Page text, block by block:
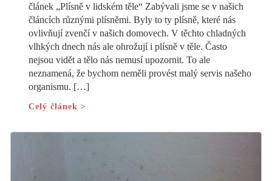
článek „Plísně v lidském těle“ Zabývali jsme se v našich
článcích různými plísněmi. Byly to ty plísně, které nás
ovlivňují zvenčí v našich domovech. V těchto chladných
vlhkých dnech nás ale ohrožují i plísně v těle. Často
nejsou vidět a tělo nás nemusí upozornit. To ale
neznamená, že bychom neměli provést malý servis našeho
organismu. […]
Celý článek >